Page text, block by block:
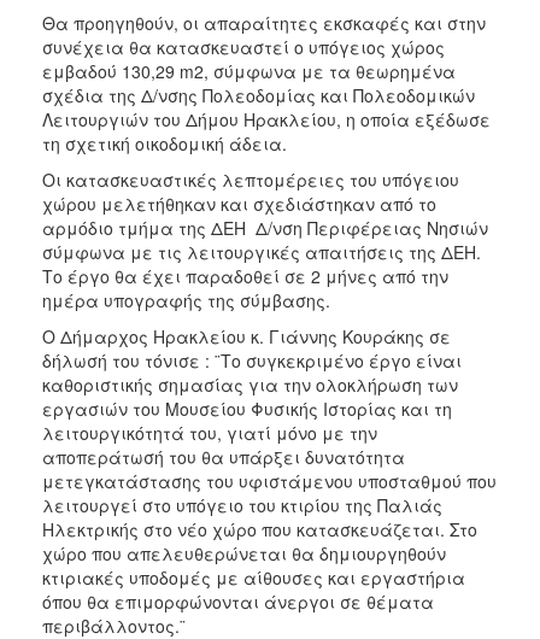
Θα προηγηθούν, οι απαραίτητες εκσκαφές και στην
συνέχεια θα κατασκευαστεί ο υπόγειος χώρος
εμβαδού 130,29 m2, σύμφωνα με τα θεωρημένα
σχέδια της Δ/νσης Πολεοδομίας και Πολεοδομικών
Λειτουργιών του Δήμου Ηρακλείου, η οποία εξέδωσε
τη σχετική οικοδομική άδεια.
Οι κατασκευαστικές λεπτομέρειες του υπόγειου
χώρου μελετήθηκαν και σχεδιάστηκαν από το
αρμόδιο τμήμα της ΔΕΗ  Δ/νση Περιφέρειας Νησιών
σύμφωνα με τις λειτουργικές απαιτήσεις της ΔΕΗ.
Το έργο θα έχει παραδοθεί σε 2 μήνες από την
ημέρα υπογραφής της σύμβασης.
Ο Δήμαρχος Ηρακλείου κ. Γιάννης Κουράκης σε
δήλωσή του τόνισε : ¨Το συγκεκριμένο έργο είναι
καθοριστικής σημασίας για την ολοκλήρωση των
εργασιών του Μουσείου Φυσικής Ιστορίας και τη
λειτουργικότητά του, γιατί μόνο με την
αποπεράτωσή του θα υπάρξει δυνατότητα
μετεγκατάστασης του υφιστάμενου υποσταθμού που
λειτουργεί στο υπόγειο του κτιρίου της Παλιάς
Ηλεκτρικής στο νέο χώρο που κατασκευάζεται. Στο
χώρο που απελευθερώνεται θα δημιουργηθούν
κτιριακές υποδομές με αίθουσες και εργαστήρια
όπου θα επιμορφώνονται άνεργοι σε θέματα
περιβάλλοντος.¨